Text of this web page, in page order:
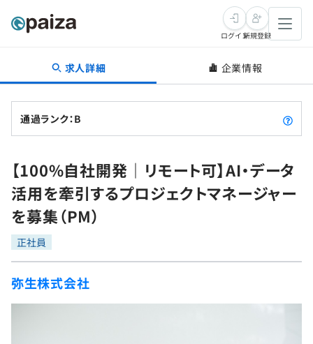
転職・キャリア
転職成功ガイド
転職エージェント
インタビュー
転職成功ガイド
新卒就活
求人検索
本選考
インターン
新卒エージェント
学習
問題集
4択課題
プログラミング言語
ゲーム・マンガ
Tech Team Journal
paizaとは？
ログイン新規登録
求人詳細 企業情報
通過ランク：B
【100%自社開発｜リモート可】AI・データ
活用を牽引するプロジェクトマネージャー
を募集（PM）
正社員
弥生株式会社